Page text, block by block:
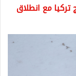
مع انطلاق